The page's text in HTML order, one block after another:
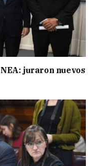
juraron nuevos